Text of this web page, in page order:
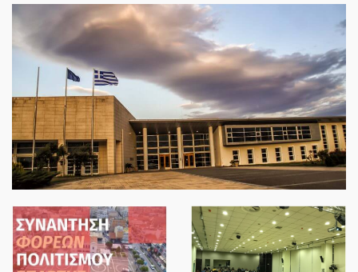
ΑΡΧΙΚΗ
ΤΟ ΙΝΣΤΙΤΟΎΤΟ
ΔΡΑΣΤΗΡΙΌΤΗΤΕΣ
SPARTANET